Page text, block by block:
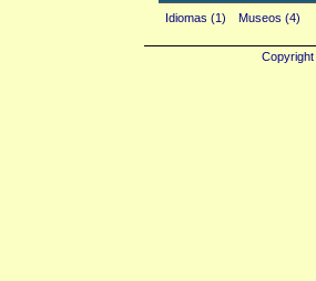
Idiomas (1) Museos (4)
Copyright